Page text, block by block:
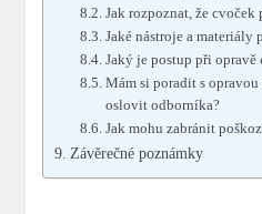
Jak rozpoznat, že cvoček
Jaké nástroje a
Jaký je postup při
Mám si poradit s
oslovit odborníka?
Jak mohu zabránit
Závěrečné poznámky